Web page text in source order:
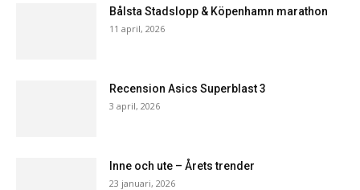
Bålsta Stadslopp & Köpenhamn marathon
11 april, 2026
Recension Asics Superblast 3
3 april, 2026
Inne och ute – Årets trender
23 januari, 2026